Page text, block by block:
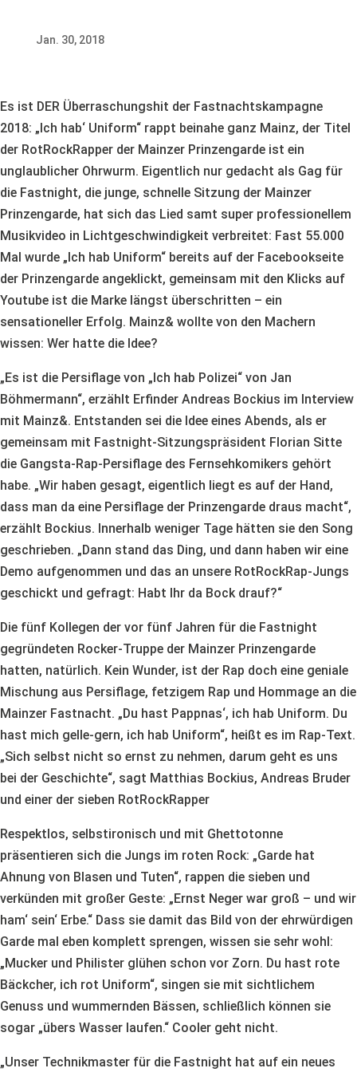
Jan. 30, 2018
Es ist DER Überraschungshit der Fastnachtskampagne
2018: „Ich hab‘ Uniform“ rappt beinahe ganz Mainz, der Titel
der RotRockRapper der Mainzer Prinzengarde ist ein
unglaublicher Ohrwurm. Eigentlich nur gedacht als Gag für
die Fastnight, die junge, schnelle Sitzung der Mainzer
Prinzengarde, hat sich das Lied samt super professionellem
Musikvideo in Lichtgeschwindigkeit verbreitet: Fast 55.000
Mal wurde „Ich hab Uniform“ bereits auf der Facebookseite
der Prinzengarde angeklickt, gemeinsam mit den Klicks auf
Youtube ist die Marke längst überschritten – ein
sensationeller Erfolg. Mainz& wollte von den Machern
wissen: Wer hatte die Idee?
„Es ist die Persiflage von „Ich hab Polizei“ von Jan
Böhmermann“, erzählt Erfinder Andreas Bockius im Interview
mit Mainz&. Entstanden sei die Idee eines Abends, als er
gemeinsam mit Fastnight-Sitzungspräsident Florian Sitte
die Gangsta-Rap-Persiflage des Fernsehkomikers gehört
habe. „Wir haben gesagt, eigentlich liegt es auf der Hand,
dass man da eine Persiflage der Prinzengarde draus macht“,
erzählt Bockius. Innerhalb weniger Tage hätten sie den Song
geschrieben. „Dann stand das Ding, und dann haben wir eine
Demo aufgenommen und das an unsere RotRockRap-Jungs
geschickt und gefragt: Habt Ihr da Bock drauf?“
Die fünf Kollegen der vor fünf Jahren für die Fastnight
gegründeten Rocker-Truppe der Mainzer Prinzengarde
hatten, natürlich. Kein Wunder, ist der Rap doch eine geniale
Mischung aus Persiflage, fetzigem Rap und Hommage an die
Mainzer Fastnacht. „Du hast Pappnas‘, ich hab Uniform. Du
hast mich gelle-gern, ich hab Uniform“, heißt es im Rap-Text.
„Sich selbst nicht so ernst zu nehmen, darum geht es uns
bei der Geschichte“, sagt Matthias Bockius, Andreas Bruder
und einer der sieben RotRockRapper
Respektlos, selbstironisch und mit Ghettotonne
präsentieren sich die Jungs im roten Rock: „Garde hat
Ahnung von Blasen und Tuten“, rappen die sieben und
verkünden mit großer Geste: „Ernst Neger war groß – und wir
ham‘ sein‘ Erbe.“ Dass sie damit das Bild von der ehrwürdigen
Garde mal eben komplett sprengen, wissen sie sehr wohl:
„Mucker und Philister glühen schon vor Zorn. Du hast rote
Bäckcher, ich rot Uniform“, singen sie mit sichtlichem
Genuss und wummernden Bässen, schließlich können sie
sogar „übers Wasser laufen.“ Cooler geht nicht.
„Unser Technikmaster für die Fastnight hat auf ein neues